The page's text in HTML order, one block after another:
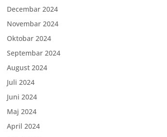
Decembar 2024
Novembar 2024
Oktobar 2024
Septembar 2024
August 2024
Juli 2024
Juni 2024
Maj 2024
April 2024